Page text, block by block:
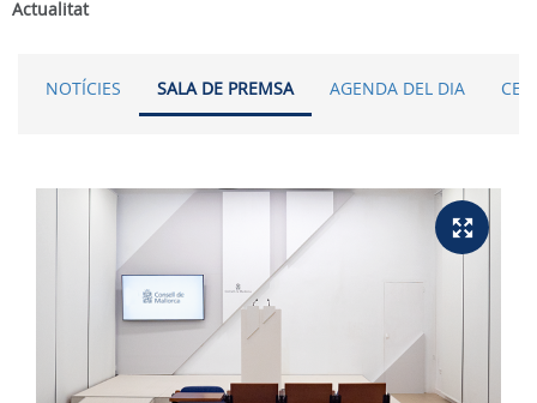
Actualitat
NOTÍCIES SALA DE PREMSA AGENDA DEL DIA